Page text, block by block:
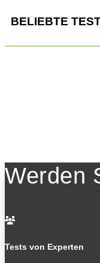
BELIEBTE
Werden

Tests von Experten